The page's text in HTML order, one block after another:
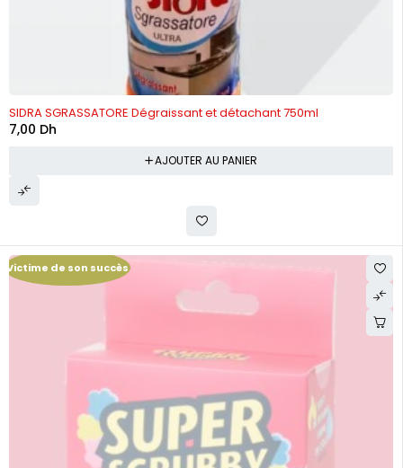
SIDRA SGRASSATORE Dégraissant et détachant 750ml
7,00 Dh
AJOUTER AU PANIER
Victime de son succès